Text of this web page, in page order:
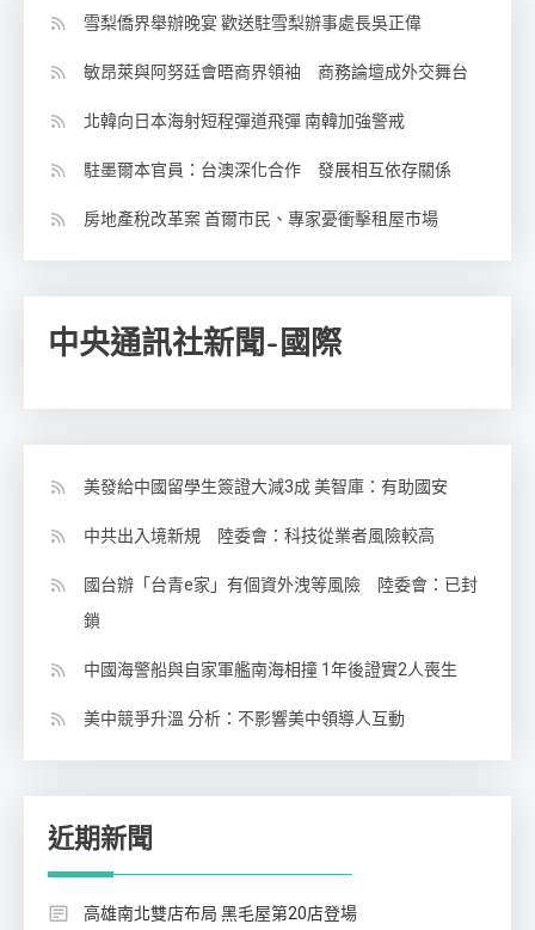
雪梨僑界舉辦晚宴 歡送駐雪梨辦事處長吳正偉
敏昂萊與阿努廷會晤商界領袖 商務論壇成外交舞台
北韓向日本海射短程彈道飛彈 南韓加強警戒
駐墨爾本官員：台澳深化合作 發展相互依存關係
房地產稅改革案 首爾市民、專家憂衝擊租屋市場
中央通訊社新聞-國際
美發給中國留學生簽證大減3成 美智庫：有助國安
中共出入境新規 陸委會：科技從業者風險較高
國台辦「台青e家」有個資外洩等風險 陸委會：已封
鎖
中國海警船與自家軍艦南海相撞 1年後證實2人喪生
美中競爭升溫 分析：不影響美中領導人互動
近期新聞
高雄南北雙店布局 黑毛屋第20店登場